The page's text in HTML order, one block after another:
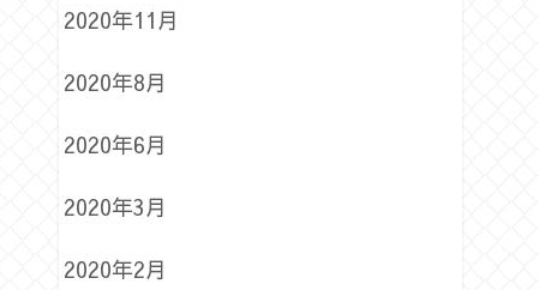
2020年11月
2020年8月
2020年6月
2020年3月
2020年2月